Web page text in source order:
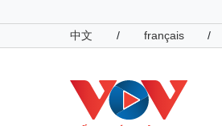
中文
/ français /